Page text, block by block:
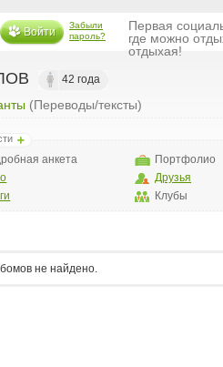
Войти
Забыли
пароль?
Первая
где можно
отдыхая!
42 года
(Переводы/тексты)
анкета
Портфолио
Друзья
Клубы
не найдено.